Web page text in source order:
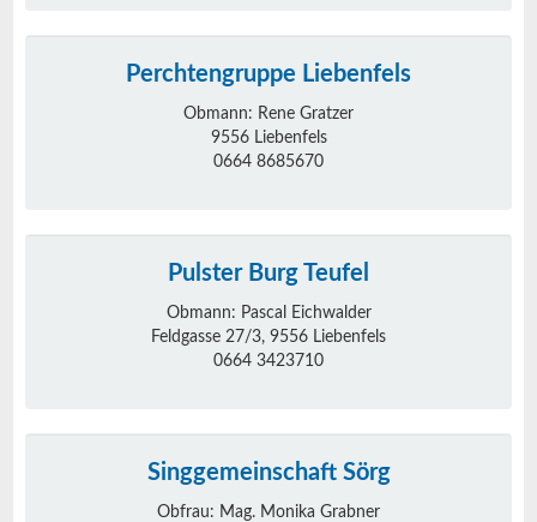
Perchtengruppe Liebenfels
Obmann: Rene Gratzer
9556 Liebenfels
0664 8685670
Pulster Burg Teufel
Obmann: Pascal Eichwalder
Feldgasse 27/3, 9556 Liebenfels
0664 3423710
Singgemeinschaft Sörg
Obfrau: Mag. Monika Grabner